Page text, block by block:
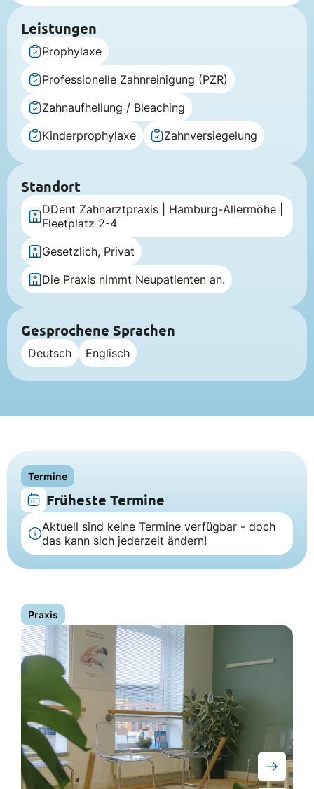
Leistungen
Prophylaxe
Professionelle Zahnreinigung (PZR)
Zahnaufhellung / Bleaching
Kinderprophylaxe
Zahnversiegelung
Standort
DDent Zahnarztpraxis | Hamburg-Allermöhe |
Fleetplatz 2-4
Gesetzlich, Privat
Die Praxis nimmt Neupatienten an.
Gesprochene Sprachen
Deutsch Englisch
Termine
Früheste Termine
Aktuell sind keine Termine verfügbar - doch
das kann sich jederzeit ändern!
Praxis